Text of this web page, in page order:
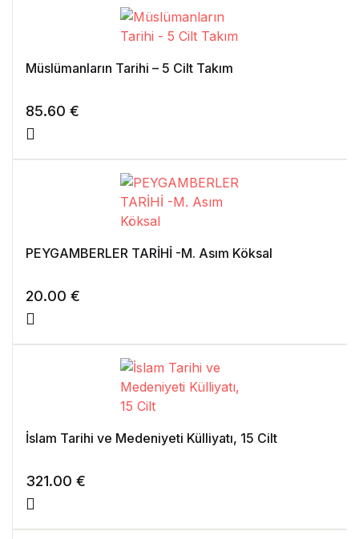
Müslümanların Tarihi – 5 Cilt Takım
85.60 €
PEYGAMBERLER TARİHİ -M. Asım Köksal
20.00 €
İslam Tarihi ve Medeniyeti Külliyatı, 15 Cilt
321.00 €